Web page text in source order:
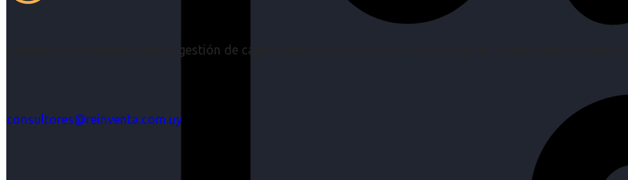
Acompañar a empresas en su gestión de capital humano y acompañar a personas en la búsqueda y
consultores@reinventa.com.uy